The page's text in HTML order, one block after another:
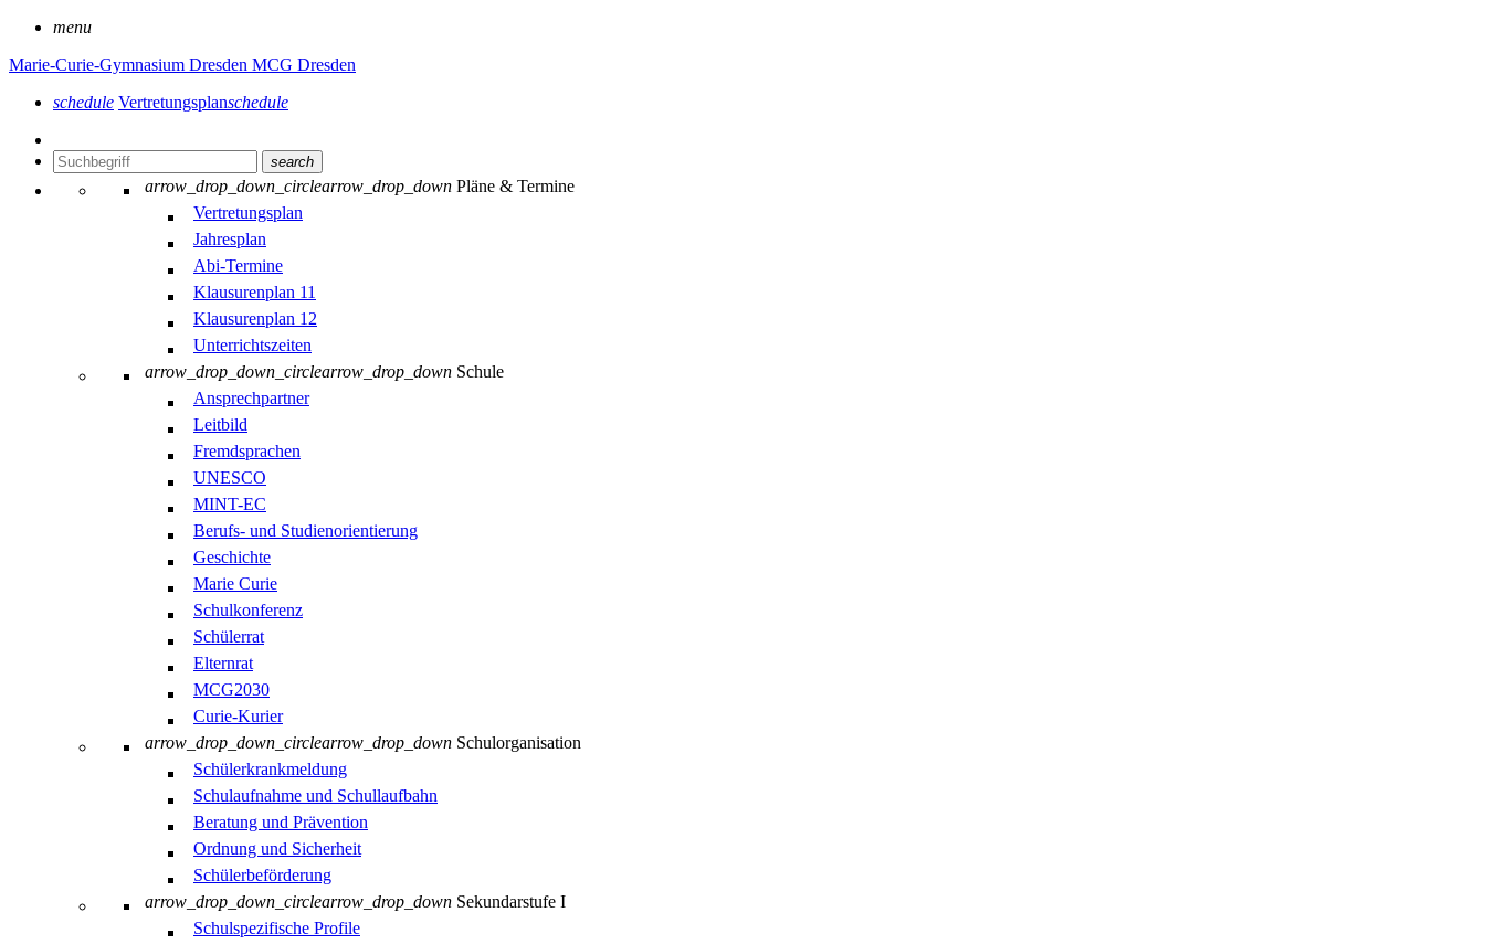
menu
Marie-Curie-Gymnasium Dresden MCG Dresden
schedule Vertretungsplanschedule
search
arrow_drop_down_circlearrow_drop_down Pläne & Termine
Vertretungsplan
Jahresplan
Abi-Termine
Klausurenplan 11
Klausurenplan 12
Unterrichtszeiten
arrow_drop_down_circlearrow_drop_down Schule
Ansprechpartner
Leitbild
Fremdsprachen
UNESCO
MINT-EC
Berufs- und Studienorientierung
Geschichte
Marie Curie
Schulkonferenz
Schülerrat
Elternrat
MCG2030
Curie-Kurier
arrow_drop_down_circlearrow_drop_down Schulorganisation
Schülerkrankmeldung
Schulaufnahme und Schullaufbahn
Beratung und Prävention
Ordnung und Sicherheit
Schülerbeförderung
arrow_drop_down_circlearrow_drop_down Sekundarstufe I
Schulspezifische Profile